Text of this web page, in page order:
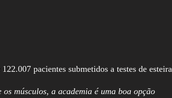
pacientes submetidos a testes de esteira
músculos, a academia é uma boa opção